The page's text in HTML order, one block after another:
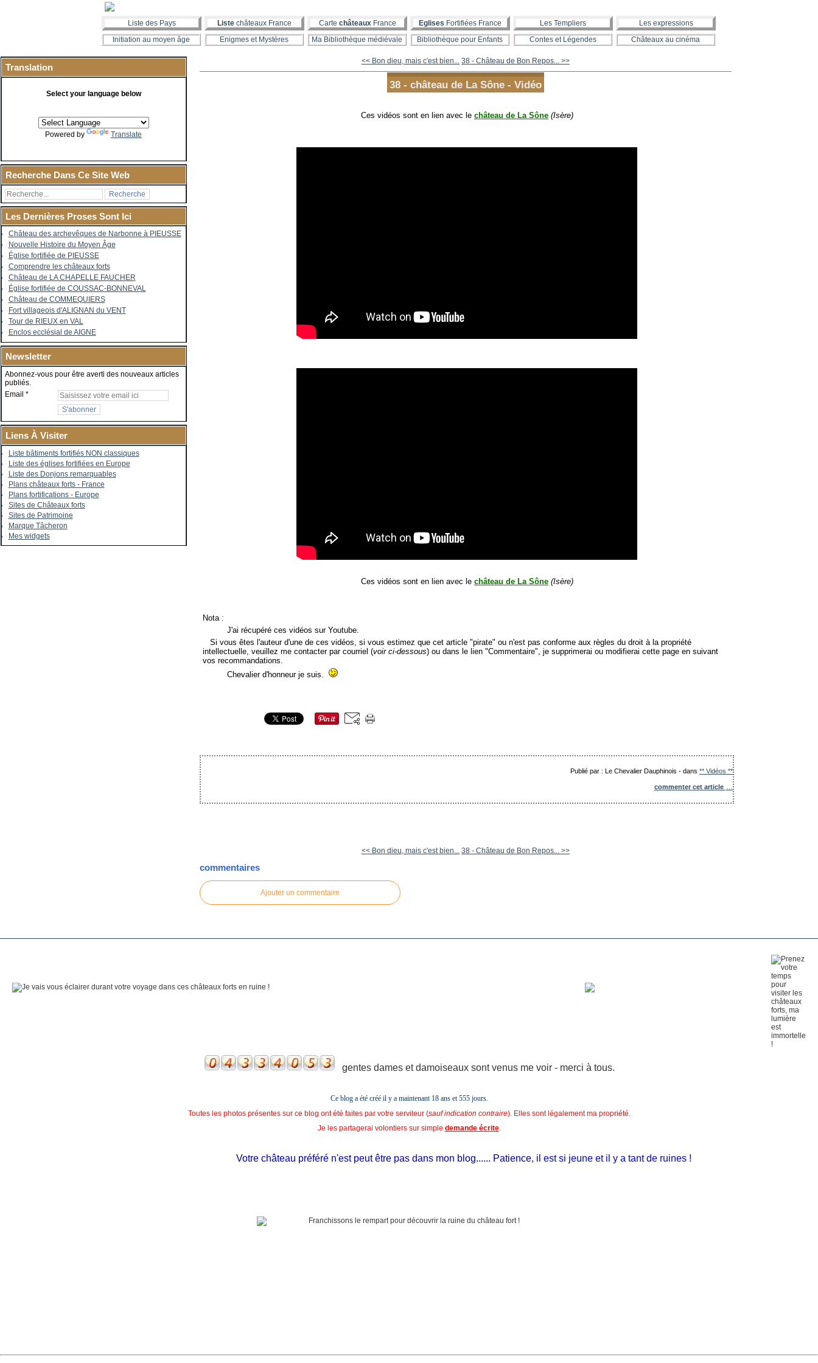
Liste des Pays Liste châteaux France Carte châteauxFrance Eglises Fortifiées France Les Templiers
Les expressions
Initiation au moyen âge
Enigmes et Mystères Ma Bibliothèque médiévale Bibliothèque pour Enfants Contes et Légendes Châteaux au cinéma
Translation
Select your language below
Powered by Translate
Recherche Dans Ce Site Web
Les Dernières Proses Sont Ici
Château des archevêques de Narbonne à PIEUSSE
Nouvelle Histoire du Moyen Âge
Église fortifiée de PIEUSSE
Comprendre les châteaux forts
Château de LA CHAPELLE FAUCHER
Église fortifiée de COUSSAC-BONNEVAL
Château de COMMEQUIERS
Fort villageois d'ALIGNAN du VENT
Tour de RIEUX en VAL
Enclos ecclésial de AIGNE
Newsletter
Abonnez-vous pour être averti des nouveaux articles
publiés.
Email
Liens À Visiter
Liste bâtiments fortifiés NON classiques
Liste des églises fortifiées en Europe
Liste des Donjons remarquables
Plans châteaux forts - France
Plans fortifications - Europe
Sites de Châteaux forts
Sites de Patrimoine
Marque Tâcheron
Mes widgets
<< Bon dieu, mais c'est bien... 38 - Château de Bon Repos... >>
38 - château de La Sône - Vidéo
Ces vidéos sont en lien avec le château de La Sône (Isère)
Ces vidéos sont en lien avec le château de La Sône (Isère)
Nota :
J'ai récupéré ces vidéos sur Youtube.
Si vous êtes l'auteur d'une de ces vidéos, si vous estimez que cet article "pirate" ou n'est pas conforme aux règles du droit à la propriété
intellectuelle, veuillez me contacter par courriel (voir ci-dessous) ou dans le lien "Commentaire", je supprimerai ou modifierai cette page en suivant
vos recommandations.
Chevalier d'honneur je suis.
Publié par : Le Chevalier Dauphinois -dans ** Vidéos **
commenter cet article
<< Bon dieu, mais c'est bien... 38 - Château de Bon Repos... >>
commentaires
Ajouter un commentaire
gentes dames et damoiseaux sont venus me voir - merci à tous.
Ce blog a été créé il y a maintenant 18 ans et 555 jours.
Toutes les photos présentes sur ce blog ont été faites par votre serviteur (sauf indication contraire). Elles sont légalement ma propriété.
Je les partagerai volontiers sur simple demande écrite.
Votre château préféré n'est peut être pas dans mon blog...... Patience, il est si jeune et il y a tant de ruines !